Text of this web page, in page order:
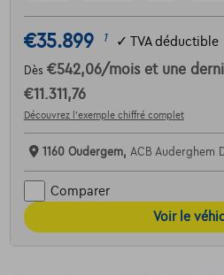
€35.899 1 ✓ TVA déductible
Dès €542,06/mois et une
€11.311,76
Découvrez l’exemple chiffré complet
1160 Oudergem, ACB Auderghem
Comparer
Voir le